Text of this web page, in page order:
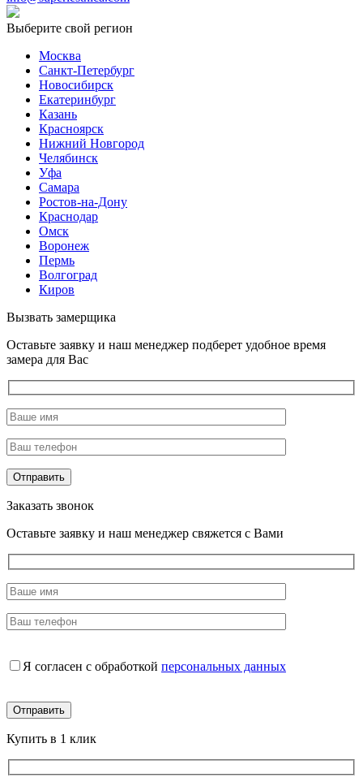
Выберите свой регион
Москва
Санкт-Петербург
Новосибирск
Екатеринбург
Казань
Красноярск
Нижний Новгород
Челябинск
Уфа
Самара
Ростов-на-Дону
Краснодар
Омск
Воронеж
Пермь
Волгоград
Киров
Вызвать замерщика
Оставьте заявку и наш менеджер подберет удобное время
замера для Вас
Заказать звонок
Оставьте заявку и наш менеджер свяжется с Вами
Я согласен с обработкой персональных данных
Купить в 1 клик